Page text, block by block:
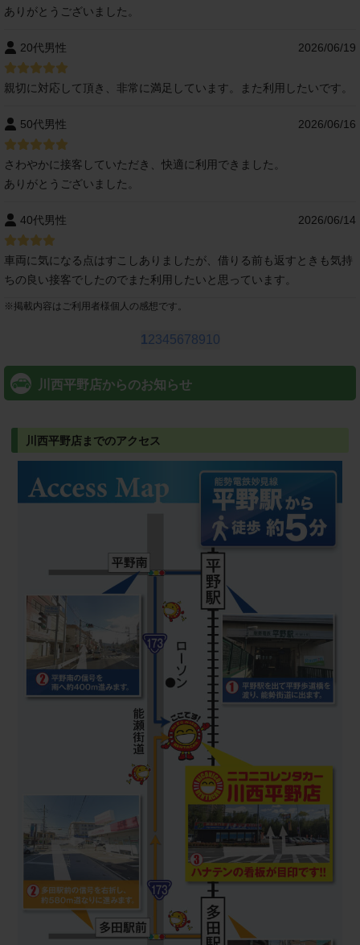
ありがとうございました。
20代男性 2026/06/19
親切に対応して頂き、非常に満足しています。また利用したいです。
50代男性 2026/06/16
さわやかに接客していただき、快適に利用できました。
ありがとうございました。
40代男性 2026/06/14
車両に気になる点はすこしありましたが、借りる前も返すときも気持
ちの良い接客でしたのでまた利用したいと思っています。
※ 掲載内容はご利用者様個人の感想です。
123456 78910
川西平野店からのお知らせ
川西平野店までのアクセス